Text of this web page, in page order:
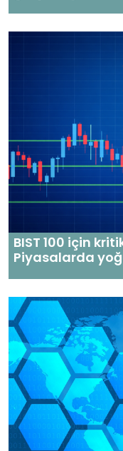
BIST 100 için
Piyasalarda